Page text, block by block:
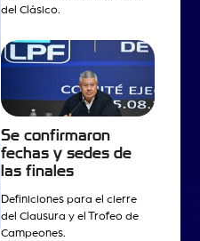
del Clásico.
Se confirmaron
fechas y sedes de
las finales
Definiciones para el cierre
del Clausura y el Trofeo de
Campeones.